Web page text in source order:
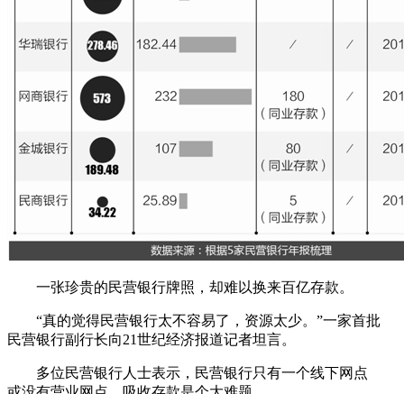
一张珍贵的民营银行牌照，却难以换来百亿存款。
“真的觉得民营银行太不容易了，资源太少。”一家首批
民营银行副行长向21世纪经济报道记者坦言。
多位民营银行人士表示，民营银行只有一个线下网点